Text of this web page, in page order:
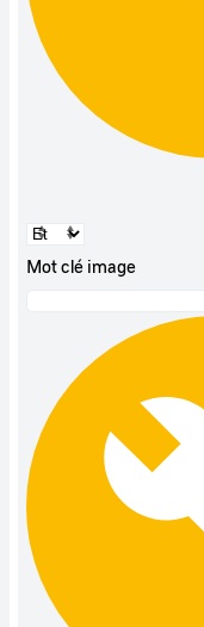
Mot clé image